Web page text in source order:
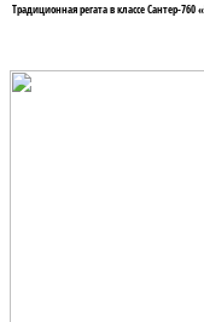
Традиционная регата в классе Сантер-760